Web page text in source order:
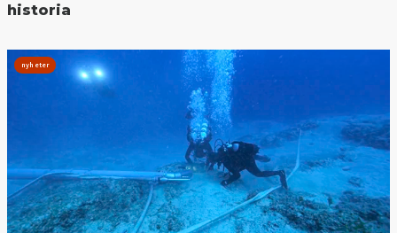
historia
nyheter